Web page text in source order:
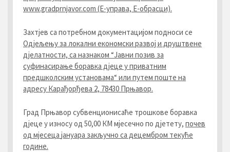
www.gradprnjavor.com (Е-управа, Е-обрасци).
Захтјев са потребном документацијом подноси се
Одјељењу за локални економски развој и друштвене
дјелатности, са назнаком “Јавни позив за
суфинасирање боравка дјеце у приватним
предшколским установама“ или путем поште на
адресу Карађорђева 2, 78430 Прњавор.
Град Прњавор субвенционисаће трошкове боравка
дјеце у износу од 50,00 КМ мјесечно по дјетету, почев
од мјесеца јануара закључно са децембром текуће
године.